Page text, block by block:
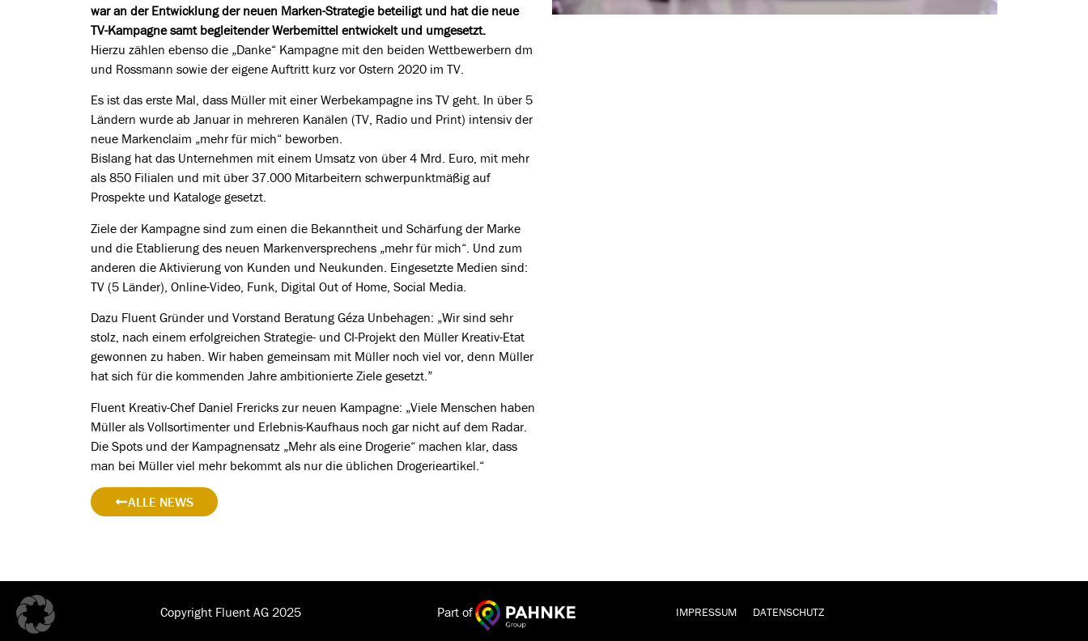
war an der Entwicklung der neuen Marken-Strategie beteiligt und hat die neue
TV-Kampagne samt begleitender Werbemittel entwickelt und umgesetzt.
Hierzu zählen ebenso die „Danke“ Kampagne mit den beiden Wettbewerbern dm
und Rossmann sowie der eigene Auftritt kurz vor Ostern 2020 im TV.
Es ist das erste Mal, dass Müller mit einer Werbekampagne ins TV geht. In über 5
Ländern wurde ab Januar in mehreren Kanälen (TV, Radio und Print) intensiv der
neue Markenclaim „mehr für mich“ beworben.
Bislang hat das Unternehmen mit einem Umsatz von über 4 Mrd. Euro, mit mehr
als 850 Filialen und mit über 37.000 Mitarbeitern schwerpunktmäßig auf
Prospekte und Kataloge gesetzt.
Ziele der Kampagne sind zum einen die Bekanntheit und Schärfung der Marke
und die Etablierung des neuen Markenversprechens „mehr für mich“. Und zum
anderen die Aktivierung von Kunden und Neukunden. Eingesetzte Medien sind:
TV (5 Länder), Online-Video, Funk, Digital Out of Home, Social Media.
Dazu Fluent Gründer und Vorstand Beratung Géza Unbehagen: „Wir sind sehr
stolz, nach einem erfolgreichen Strategie- und CI-Projekt den Müller Kreativ-Etat
gewonnen zu haben. Wir haben gemeinsam mit Müller noch viel vor, denn Müller
hat sich für die kommenden Jahre ambitionierte Ziele gesetzt.”
Fluent Kreativ-Chef Daniel Frericks zur neuen Kampagne: „Viele Menschen haben
Müller als Vollsortimenter und Erlebnis-Kaufhaus noch gar nicht auf dem Radar.
Die Spots und der Kampagnensatz „Mehr als eine Drogerie“ machen klar, dass
man bei Müller viel mehr bekommt als nur die üblichen Drogerieartikel.“
ALLE NEWS
Copyright Fluent AG 2025 Part of IMPRESSUM DATENSCHUTZ